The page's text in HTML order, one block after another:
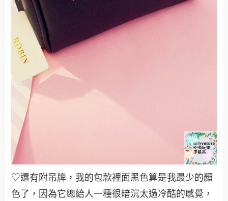
♡還有附吊牌，我的包款裡面黑色算是我最少的顏
色了，因為它總給人一種很暗沉太過冷酷的感覺，